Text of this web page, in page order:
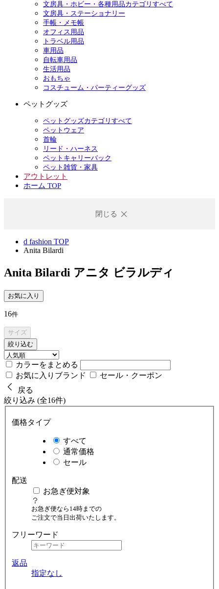
文房具・ホビー・各種用品カテゴリすべて
文房具・ステーショナリー
手帳・メモ帳
オフィス用品
トラベル用品
車用品
自転車用品
生活用品
おもちゃ
コスチューム・パーティーグッズ
ペットグッズ
ペットグッズカテゴリすべて
ペットウェア
首輪
リード・ハーネス
ペットキャリーバック
ペット雑貨・家具
アウトレット
ホーム TOP
閉じる
d fashion TOP
Anita Bilardi
Anita Bilardi アニタ ビラルディ
お気に入り
16件
サイズ
絞り込む
カラーをまとめる
お気に入りブランド
セール・クーポン
戻る
絞り込み (全16件)
価格タイプ
すべて
通常価格
セール
配送
お急ぎ便対象
お急ぎ便なら14時までの
ご注文で当日出荷いたします。
フリーワード
返品
指定なし